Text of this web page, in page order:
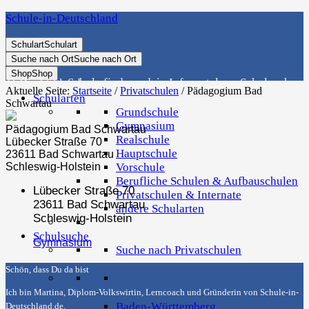
Schule-in-Deutschland
SchulartSchulart
Suche nach OrtSuche nach Ort
ShopShop
Schularten
Grundschule
Gymnasium
Realschule
Hauptschule
Vorschule
Berufliche Schulen & Aufbauschulen
Privatschulen & Internate
andere Schularten
Schulsuche
Suche nach Privatschulen
Baden-Württemberg
Die richtige Schule finden - dein Infoportal zur Schulsuche in Deutschland
Aktuelle Seite: Startseite / Privatschulen /Pädagogium Bad
Schwartau
Pädagogium Bad Schwartau
Lübecker Straße 70
23611 Bad Schwartau
Schleswig-Holstein
Lübecker Straße 70
23611 Bad Schwartau
Schleswig-Holstein
Gymnasium
Schön, dass Du da bist
Ich bin Martina, Diplom-Volkswirtin, Lerncoach und Gründerin von Schule-in-
Deutschland.de